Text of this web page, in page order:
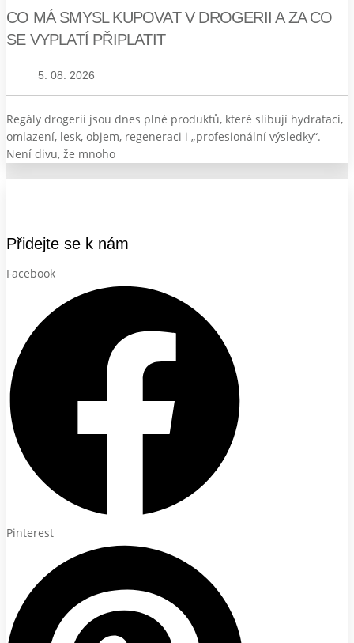
CO MÁ SMYSL KUPOVAT V DROGERII A ZA CO
SE VYPLATÍ PŘIPLATIT
5. 08. 2026
Regály drogerií jsou dnes plné produktů, které slibují hydrataci,
omlazení, lesk, objem, regeneraci i „profesionální výsledky“.
Není divu, že mnoho
Přidejte se k nám
Facebook
Pinterest